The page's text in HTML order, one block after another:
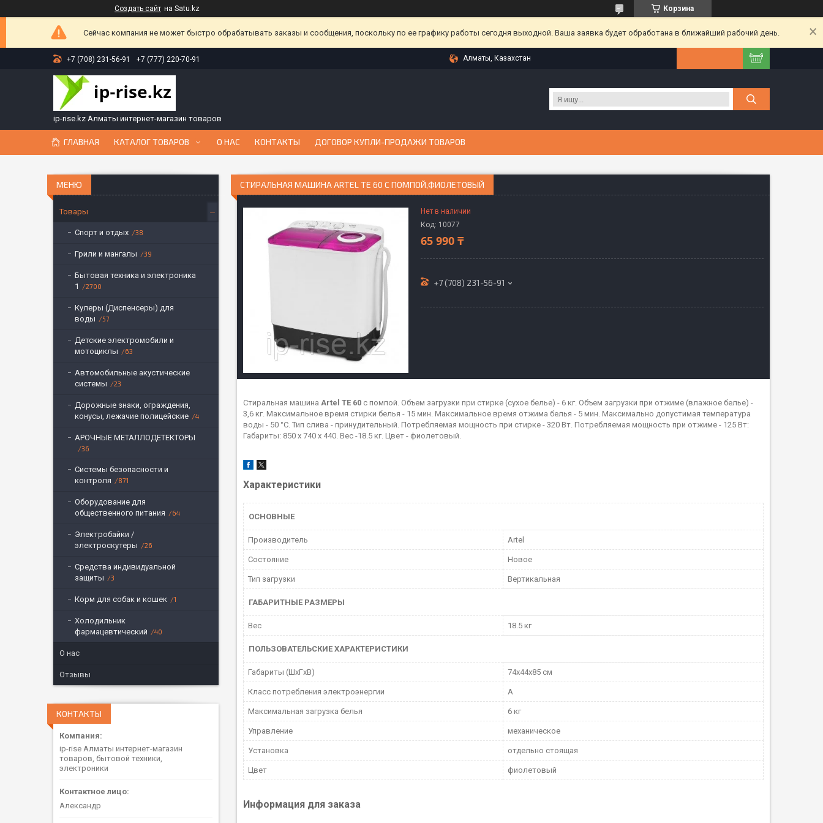
Создать сайт на Satu.kz Корзина
Сейчас компания не может быстро обрабатывать заказы и сообщения, поскольку по ее графику работы сегодня выходной. Ваша заявка будет обработана в ближайший рабочий день.
+7 (708) 231-56-91 +7 (777) 220-70-91 Алматы, Казахстан
ip-rise.kz Алматы интернет-магазин товаров
ГЛАВНАЯ КАТАЛОГ ТОВАРОВ О НАС КОНТАКТЫ ДОГОВОР КУПЛИ-ПРОДАЖИ ТОВАРОВ
СТИРАЛЬНАЯ МАШИНА ARTEL TE 60 С ПОМПОЙ,ФИОЛЕТОВЫЙ
Нет в наличии
Код: 10077
65 990 ₸
+7 (708) 231-56-91
Стиральная машина Artel TE 60 с помпой. Объем загрузки при стирке (сухое белье) - 6 кг. Объем загрузки при отжиме (влажное белье) -
3,6 кг. Максимальное время стирки белья - 15 мин. Максимальное время отжима белья - 5 мин. Максимально допустимая температура
воды - 50 °С. Тип слива - принудительный. Потребляемая мощность при стирке - 320 Вт. Потребляемая мощность при отжиме - 125 Вт:
Габариты: 850 х 740 х 440. Вес -18.5 кг. Цвет - фиолетовый.
Характеристики
ОСНОВНЫЕ
Производитель Artel
Состояние Новое
Тип загрузки Вертикальная
ГАБАРИТНЫЕ РАЗМЕРЫ
Вес 18.5 кг
ПОЛЬЗОВАТЕЛЬСКИЕ ХАРАКТЕРИСТИКИ
Габариты (ШxГxВ) 74x44x85 см
Класс потребления электроэнергии A
Максимальная загрузка белья 6 кг
Управление механическое
Установка отдельно стоящая
Цвет фиолетовый
Информация для заказа
Товары
Спорт и отдых 38
Грили и мангалы 39
Бытовая техника и электроника
1
2700
Кулеры (Диспенсеры) для
воды
57
Детские электромобили и
мотоциклы
63
Автомобильные акустические
системы
23
Дорожные знаки, ограждения,
конусы, лежачие полицейские
4
АРОЧНЫЕ МЕТАЛЛОДЕТЕКТОРЫ
36
Системы безопасности и
контроля
871
Оборудование для
общественного питания
64
Электробайки /
электроскутеры
26
Средства индивидуальной
защиты
3
Корм для собак и кошек 1
Холодильник
фармацевтический
40
О нас
Отзывы
КОНТАКТЫ
ip-rise Алматы интернет-магазин
товаров, бытовой техники,
электроники
Александр